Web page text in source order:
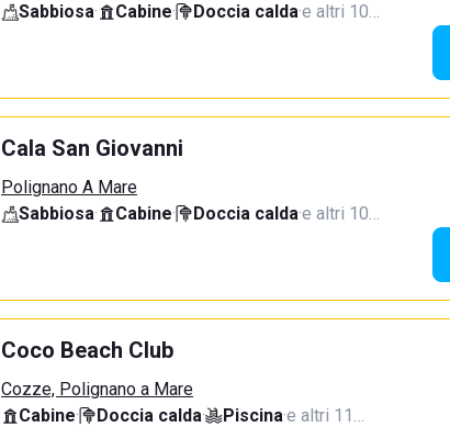
Sabbiosa· Cabine· Doccia calda·e altri 10…
Cala San Giovanni
Polignano A Mare
Sabbiosa· Cabine· Doccia calda·e altri 10…
Coco Beach Club
Cozze, Polignano a Mare
Cabine· Doccia calda· Piscina·e altri 11…